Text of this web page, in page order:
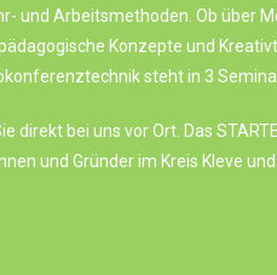
und Arbeitsmethoden. Ob über
Konzepte und
steht in 3
direkt bei uns vor Ort. Das
und Gründer im Kreis Kleve